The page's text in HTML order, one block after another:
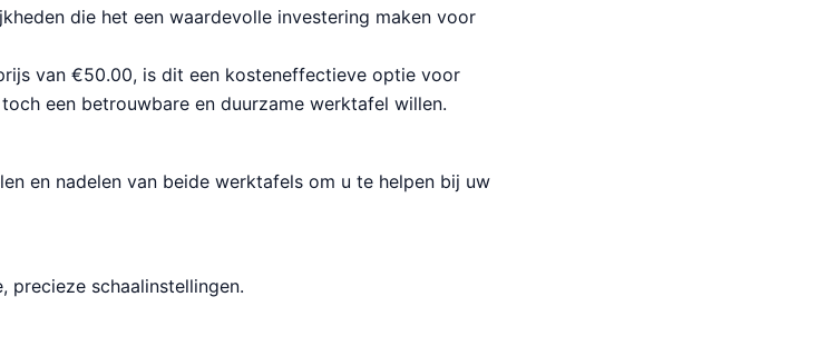
die het een waardevolle investering maken voor
van €50.00, is dit een kosteneffectieve optie voor
een betrouwbare en duurzame werktafel willen.
en nadelen van beide werktafels om u te helpen bij uw
precieze schaalinstellingen.